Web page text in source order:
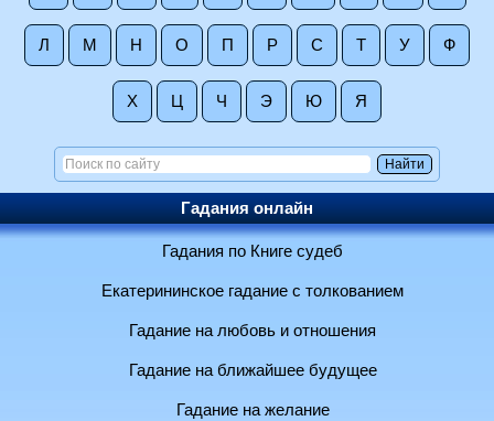
Л М Н О П Р С Т У Ф
Х Ц Ч Э Ю Я
Гадания онлайн
Гадания по Книге судеб
Екатерининское гадание с толкованием
Гадание на любовь и отношения
Гадание на ближайшее будущее
Гадание на желание